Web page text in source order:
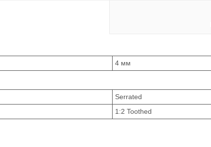
4 мм
Serrated
1:2 Toothed